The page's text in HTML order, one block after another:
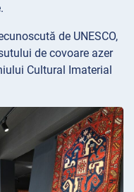
de UNESCO,
de covoare azer
Cultural Imaterial